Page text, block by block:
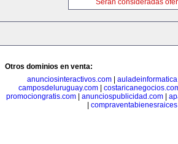
Serán consideradas
Otros dominios en venta:
anunciosinteractivos.com|
camposdeluruguay.com|
promociongratis.com
anunciospublicidad.com